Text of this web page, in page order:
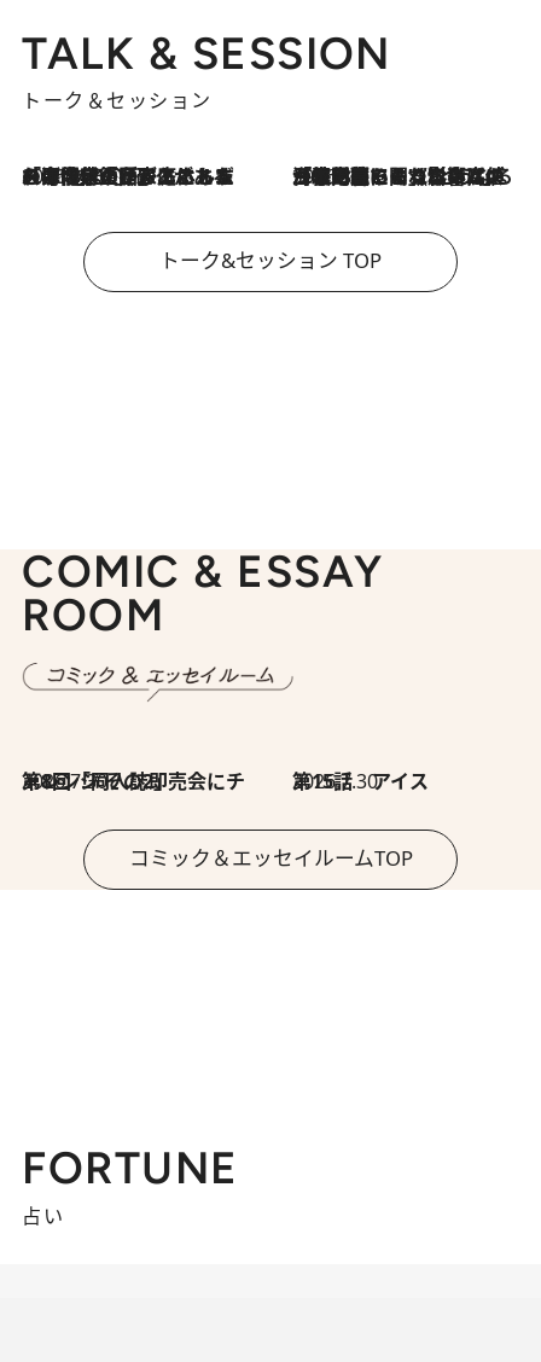
TALK & SESSION
トーク＆セッション
2026.8.3
「今後値上げがあるとすれば…」「リスクがあるのは今年の冬」エネルギー専門家が語る、ホルムズ海峡封鎖が家庭にもたらす“ある心配” 2026.8.3
「住宅建てられない…」「サーチャージ料の高値が続いている」ホルムズ海峡封鎖による影響はいつまで続く？《エネルギー専門家に聞く“どうなる日本の暮らし”》
トーク&セッション TOP
COMIC & ESSAY
ROOM
2026.7.30
第8回「同人誌即売会にチャレンジ その2」 2026.7.30
第15話 アイス
コミック＆エッセイルームTOP
FORTUNE
占い